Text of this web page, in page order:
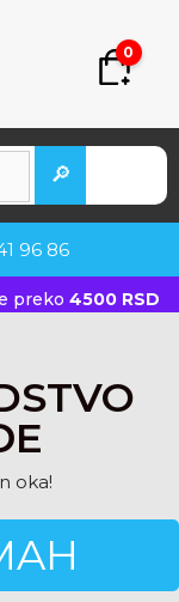
0
🔎
96 86
preko 4500 RSD
oka!